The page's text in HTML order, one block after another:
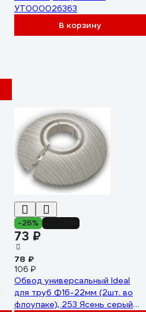
УТ000026363
В корзину
-26%
73 ₽
78 ₽
106 ₽
Обвод универсальный Ideal
для труб Ф16-22мм (2шт. во
флоупаке), 253 Ясень серый